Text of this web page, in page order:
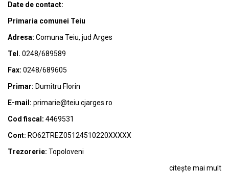
Date de contact:
Primaria comunei Teiu
Adresa: Comuna Teiu, jud Arges
Tel. 0248/689589
Fax: 0248/689605
Primar: Dumitru Florin
E-mail: primarie@teiu.cjarges.ro
Cod fiscal: 4469531
Cont: RO62TREZ05124510220XXXXX
Trezorerie: Topoloveni
citește mai mult